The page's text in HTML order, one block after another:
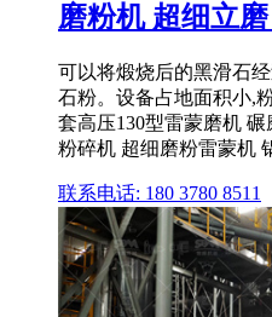
磨粉机 超细立磨
可以将煅烧后的黑滑石
石粉。设备占地面积小,
套高压130型雷蒙磨机
粉碎机 超细磨粉雷蒙机
联系电话: 180 3780 8511